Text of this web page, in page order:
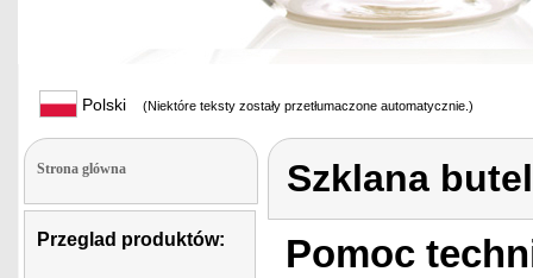
Polski (Niektóre teksty zostały przetłumaczone automatycznie.)
Strona glówna
Przeglad produktów:
Szklana
Pomoc